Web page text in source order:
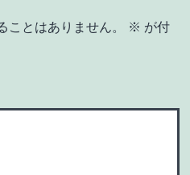
ことはありません。 ※ が付